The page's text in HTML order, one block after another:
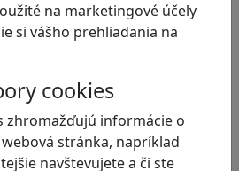
na marketingové účely
si vášho prehliadania na
cookies
zhromažďujú informácie o
stránka, napríklad
navštevujete a či ste
Ako na výber
Štvrtá časť
bezpečné…